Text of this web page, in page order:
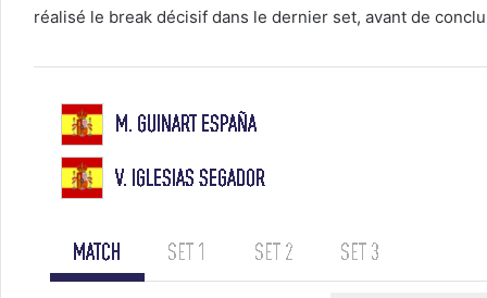
réalisé le break décisif dans le dernier set, avant de